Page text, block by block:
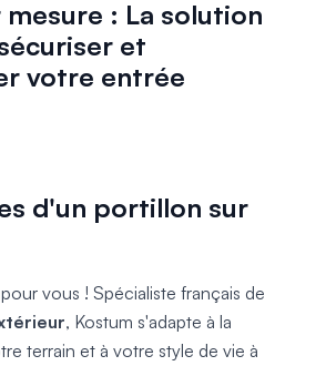
: La solution
et
votre entrée
d'un portillon sur
vous ! Spécialiste français de
, Kostum s'adapte à la
terrain et à votre style de vie à